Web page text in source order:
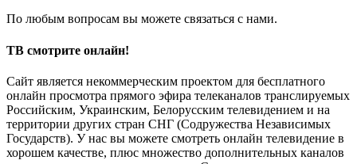
По любым вопросам вы можете связаться с нами.
ТВ смотрите онлайн!
Сайт является некоммерческим проектом для бесплатного
онлайн просмотра прямого эфира телеканалов транслируемых
Российским, Украинским, Белорусским телевидением и на
территории других стран СНГ (Содружества Независимых
Государств). У нас вы можете смотреть онлайн телевидение в
хорошем качестве, плюс множество дополнительных каналов